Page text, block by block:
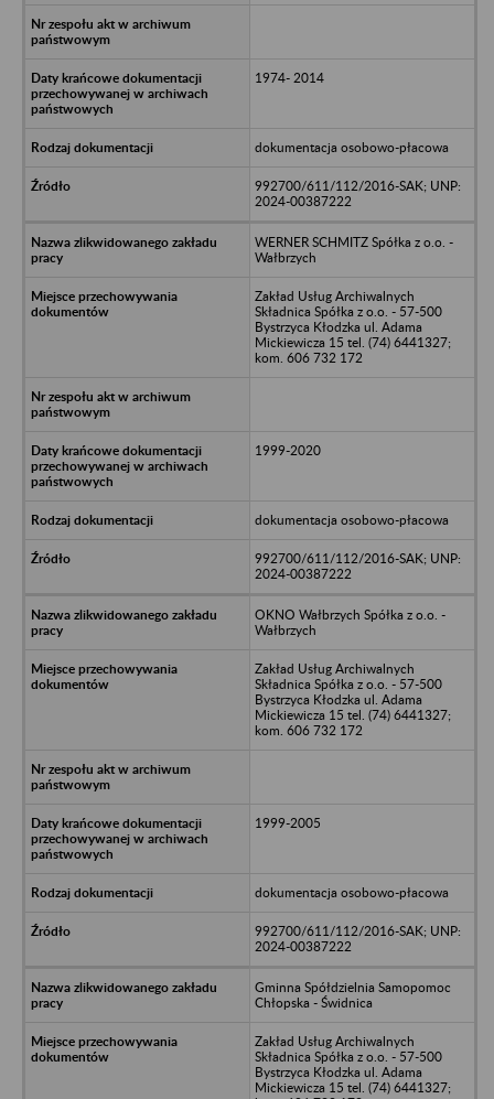
1974- 2014
dokumentacja osobowo-płacowa
992700/611/112/2016-SAK; UNP:
2024-00387222
WERNER SCHMITZ Spółka z o.o. -
Wałbrzych
Zakład Usług Archiwalnych
Składnica Spółka z o.o. - 57-500
Bystrzyca Kłodzka ul. Adama
Mickiewicza 15 tel. (74) 6441327;
kom. 606 732 172
1999-2020
dokumentacja osobowo-płacowa
992700/611/112/2016-SAK; UNP:
2024-00387222
OKNO Wałbrzych Spółka z o.o. -
Wałbrzych
Zakład Usług Archiwalnych
Składnica Spółka z o.o. - 57-500
Bystrzyca Kłodzka ul. Adama
Mickiewicza 15 tel. (74) 6441327;
kom. 606 732 172
1999-2005
dokumentacja osobowo-płacowa
992700/611/112/2016-SAK; UNP:
2024-00387222
Gminna Spółdzielnia Samopomoc
Chłopska - Świdnica
Zakład Usług Archiwalnych
Składnica Spółka z o.o. - 57-500
Bystrzyca Kłodzka ul. Adama
Mickiewicza 15 tel. (74) 6441327;